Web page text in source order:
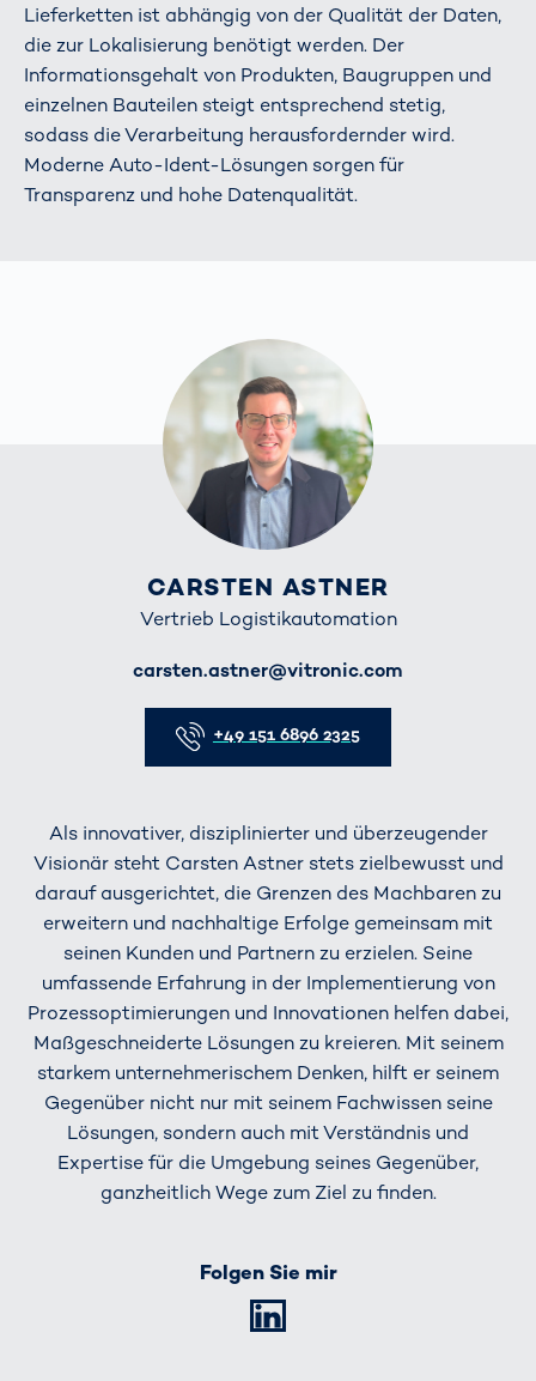
Lieferketten ist abhängig von der Qualität der Daten,
die zur Lokalisierung benötigt werden. Der
Informationsgehalt von Produkten, Baugruppen und
einzelnen Bauteilen steigt entsprechend stetig,
sodass die Verarbeitung herausfordernder wird.
Moderne Auto-Ident-Lösungen sorgen für
Transparenz und hohe Datenqualität.
CARSTEN ASTNER
Vertrieb Logistikautomation
carsten.astner@vitronic.com
+49 151 6896 2325
Als innovativer, disziplinierter und überzeugender
Visionär steht Carsten Astner stets zielbewusst und
darauf ausgerichtet, die Grenzen des Machbaren zu
erweitern und nachhaltige Erfolge gemeinsam mit
seinen Kunden und Partnern zu erzielen. Seine
umfassende Erfahrung in der Implementierung von
Prozessoptimierungen und Innovationen helfen dabei,
Maßgeschneiderte Lösungen zu kreieren. Mit seinem
starkem unternehmerischem Denken, hilft er seinem
Gegenüber nicht nur mit seinem Fachwissen seine
Lösungen, sondern auch mit Verständnis und
Expertise für die Umgebung seines Gegenüber,
ganzheitlich Wege zum Ziel zu finden.
Folgen Sie mir